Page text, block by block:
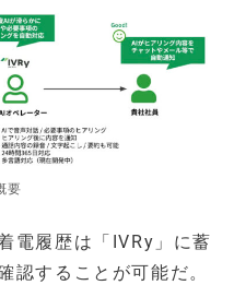
要
電履歴は「IVRy」に蓄
認することが可能だ。